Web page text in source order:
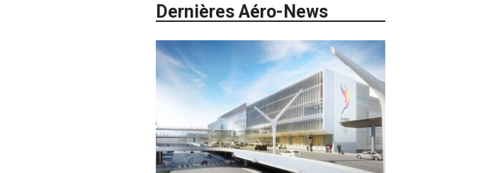
Dernières Aéro-News